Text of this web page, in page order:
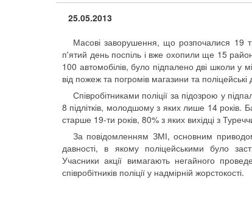
25.05.2013
Масові заворушення, що розпочалися 19
п'ятий день поспіль і вже охопили ще 15
100 автомобілів, було підпалено дві школи у
від пожеж та погромів магазини та поліцейські
Співробітниками поліції за підозрою у
8 підлітків, молодшому з яких лише 14
старше 19-ти років, 80% з яких вихідці з
За повідомленням ЗМІ, основним
давності, в якому поліцейськими було
Учасники акції вимагають негайного
співробітників поліції у надмірній жорстокості.